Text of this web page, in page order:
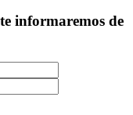
informaremos de